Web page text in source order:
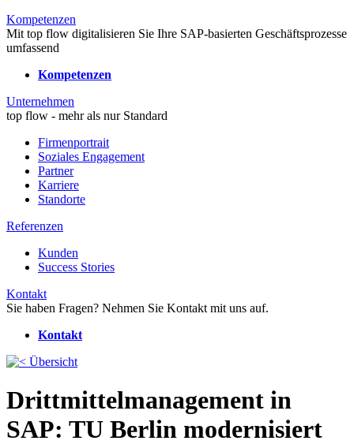
Kompetenzen
Mit top flow digitalisieren Sie Ihre SAP-basierten Geschäftsprozesse
umfassend
Kompetenzen
Unternehmen
top flow - mehr als nur Standard
Firmenportrait
Soziales Engagement
Partner
Karriere
Standorte
Referenzen
Kunden
Success Stories
Kontakt
Sie haben Fragen? Nehmen Sie Kontakt mit uns auf.
Kontakt
Übersicht
Drittmittelmanagement in
SAP: TU Berlin modernisiert